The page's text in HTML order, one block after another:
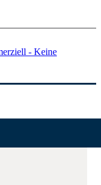
- Keine